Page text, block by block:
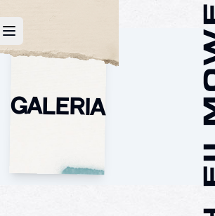
Toggle navigation menu
GALERIA